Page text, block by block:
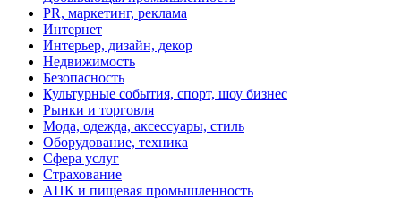
PR, маркетинг, реклама
Интернет
Интерьер, дизайн, декор
Недвижимость
Безопасность
Культурные события, спорт, шоу бизнес
Рынки и торговля
Мода, одежда, аксессуары, стиль
Оборудование, техника
Сфера услуг
Страхование
АПК и пищевая промышленность